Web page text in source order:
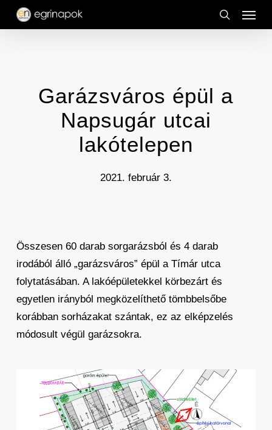
Skip
search
Menu
Garázsváros épül a
Napsugár utcai
lakótelepen
2021. február 3.
Összesen 60 darab sorgarázsból és 4 darab
irodából álló „garázsváros” épül a Tímár utca
folytatásában. A lakóépületekkel körbezárt és
egyetlen irányból megközelíthető tömbbelsőbe
korábban sorházakat szántak, ez az elképzelés
módosult végül garázsokra.